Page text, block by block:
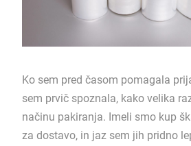
Ko sem pred časom pomagala
sem prvič spoznala, kako velika
načinu pakiranja. Imeli smo kup
za dostavo, in jaz sem jih pridno